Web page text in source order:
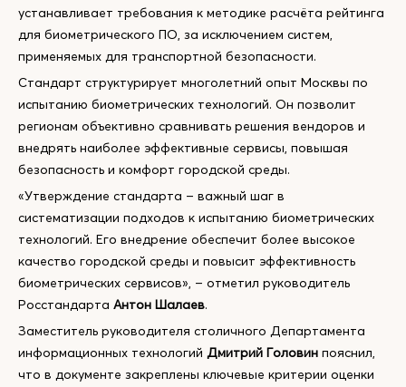
устанавливает требования к методике расчёта рейтинга
для биометрического ПО, за исключением систем,
применяемых для транспортной безопасности.
Стандарт структурирует многолетний опыт Москвы по
испытанию биометрических технологий. Он позволит
регионам объективно сравнивать решения вендоров и
внедрять наиболее эффективные сервисы, повышая
безопасность и комфорт городской среды.
«Утверждение стандарта – важный шаг в
систематизации подходов к испытанию биометрических
технологий. Его внедрение обеспечит более высокое
качество городской среды и повысит эффективность
биометрических сервисов», – отметил руководитель
Росстандарта Антон Шалаев.
Заместитель руководителя столичного Департамента
информационных технологий Дмитрий Головин пояснил,
что в документе закреплены ключевые критерии оценки